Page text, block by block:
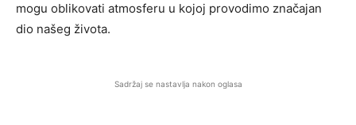
mogu oblikovati atmosferu u kojoj provodimo značajan
dio našeg života.
Sadržaj se nastavlja nakon oglasa